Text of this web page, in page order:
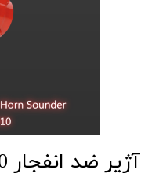
آژیر ضد انفجار E2S | BExS110